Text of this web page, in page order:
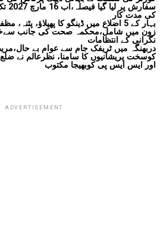
کی مدت کار
زون میں شامل،محکمہ صحت کی جانب
نگرانی کے انتظامات
دربھنگہ میں ٹریفک جام سے عوام بے
کوسخت پریشانیوں کا سامنا، نظرعالم نے
اور ایس ایس پی کوبھیجا مکتوب
ADVERTISEMENT